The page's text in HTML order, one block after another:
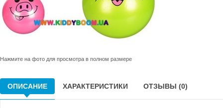
Нажмите на фото для просмотра в полном размере
ОПИСАНИЕ ХАРАКТЕРИСТИКИ ОТЗЫВЫ (0)